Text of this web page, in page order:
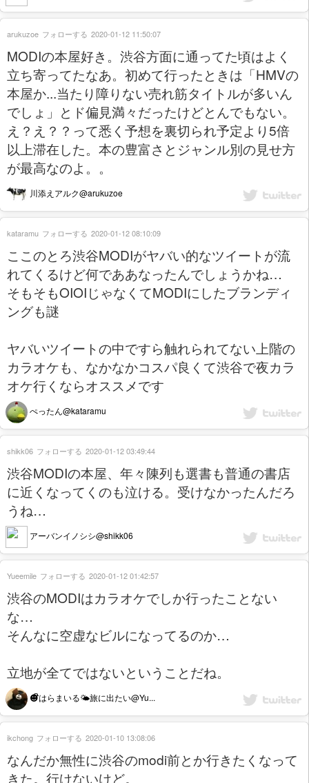
MODIの本屋好き。渋谷方面に通ってた頃はよく
立ち寄ってたなあ。初めて行ったときは「HMVの
本屋か...当たり障りない売れ筋タイトルが多いん
でしょ」とド偏見満々だったけどとんでもない。
え？え？？って悉く予想を裏切られ予定より5倍
以上滞在した。本の豊富さとジャンル別の見せ方
が最高なのよ。。
川添えアルク@arukuzoe
arukuzoe フォローする 2020-01-12 11:50:07
ここのとろ渋谷MODIがヤバい的なツイートが流
れてくるけど何でああなったんでしょうかね…
そもそもOIOIじゃなくてMODIにしたブランディ
ングも謎
ヤバいツイートの中ですら触れられてない上階の
カラオケも、なかなかコスパ良くて渋谷で夜カラ
オケ行くならオススメです
ぺったん@kataramu
kataramu フォローする 2020-01-12 08:10:09
渋谷MODIの本屋、年々陳列も選書も普通の書店
に近くなってくのも泣ける。受けなかったんだろ
うね…
アーバンイノシシ@shikk06
shikk06 フォローする 2020-01-12 03:49:44
渋谷のMODIはカラオケでしか行ったことない
な…
そんなに空虚なビルになってるのか…
立地が全てではないということだね。
☻ີはらまいる🌤️旅に出たい@Yu...
Yueemile フォローする 2020-01-12 01:42:57
なんだか無性に渋谷のmodi前とか行きたくなって
きた。行けないけど。
ikchong フォローする 2020-01-10 13:08:06